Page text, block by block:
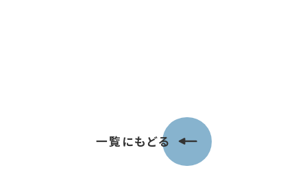
一覧にもどる